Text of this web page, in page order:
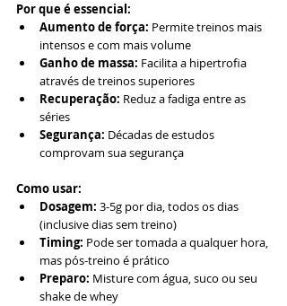
Por que é essencial:
Aumento de força: Permite treinos mais
intensos e com mais volume
Ganho de massa: Facilita a hipertrofia
através de treinos superiores
Recuperação: Reduz a fadiga entre as
séries
Segurança: Décadas de estudos
comprovam sua segurança
Como usar:
Dosagem: 3-5g por dia, todos os dias
(inclusive dias sem treino)
Timing: Pode ser tomada a qualquer hora,
mas pós-treino é prático
Preparo: Misture com água, suco ou seu
shake de whey